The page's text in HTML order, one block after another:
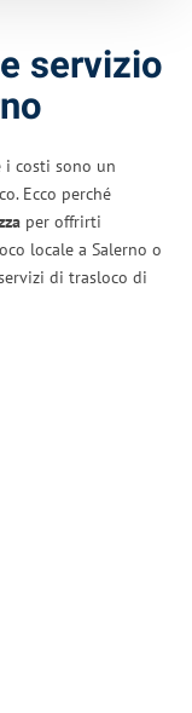
servizio
i costi sono un
Ecco perché
per offrirti
locale a Salerno o
di trasloco di